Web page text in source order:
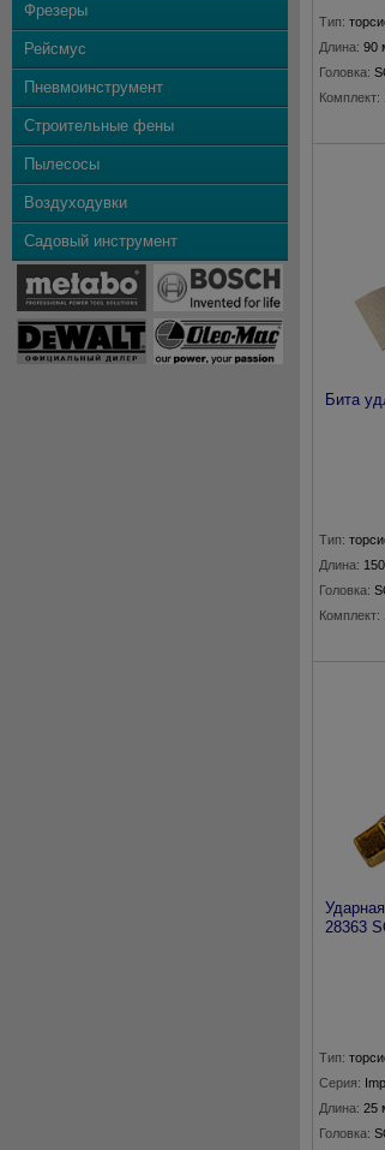
Фрезеры
Рейсмус
Пневмоинструмент
Строительные фены
Пылесосы
Воздуходувки
Садовый инструмент
Тип:
Длина: 90
Головка:
Комплект:
Бита
Тип:
Длина:
Головка:
Комплект:
28363
Тип:
Серия:
Длина: 25
Головка: